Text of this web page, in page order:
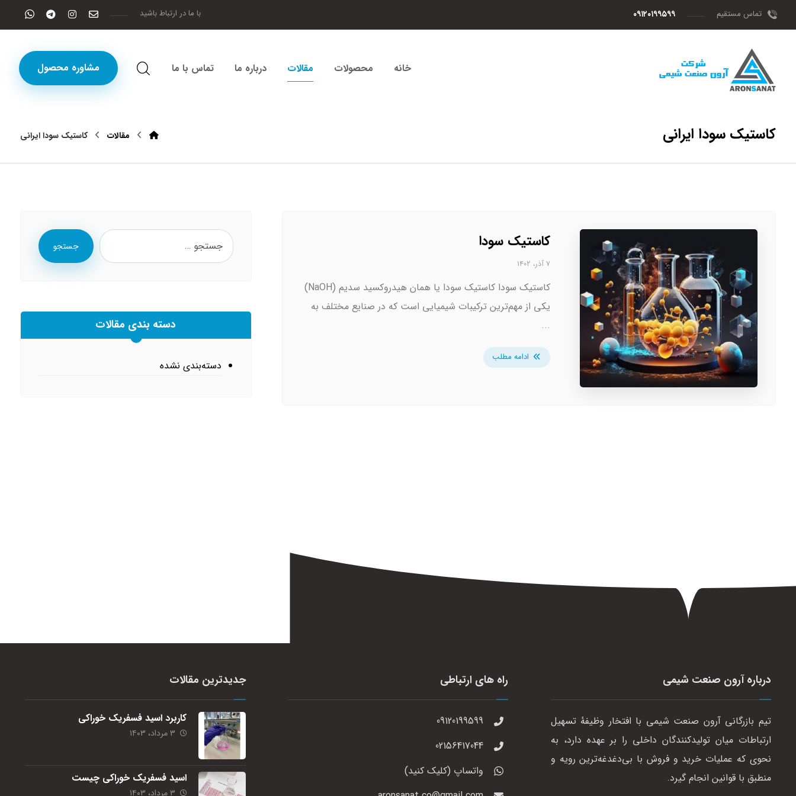
تماس مستقیم ۰۹۱۲۰۱۹۹۵۹۹ با ما در ارتباط باشید
مشاوره محصول خانه محصولات مقالات درباره ما تماس با ما
کاستیک سودا ایرانی مقالات کاستیک سودا ایرانی
کاستیک سودا
۷ آذر، ۱۴۰۲
کاستیک سودا کاستیک سودا یا همان هیدروکسید سدیم (NaOH)
یکی از مهم‌ترین ترکیبات شیمیایی است که در صنایع مختلف به
...
ادامه مطلب
جستجو
دسته بندی مقالات
دسته‌بندی نشده
درباره آرون صنعت شیمی
تیم بازرگانی آرون صنعت شیمی با افتخار وظیفهٔ تسهیل
ارتباطات میان تولیدکنندگان داخلی را بر عهده دارد، به
نحوی که عملیات خرید و فروش با بی‌دغدغه‌ترین رویه و
منطبق با قوانین انجام گیرد.
راه های ارتباطی
09120199599
02156417044
واتساپ (کلیک کنید)
جدیدترین مقالات
کاربرد اسید فسفریک خوراکی
۳ مرداد، ۱۴۰۳
اسید فسفریک خوراکی چیست
۳ مرداد، ۱۴۰۳